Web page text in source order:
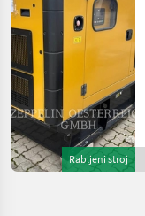
Rabljeni stroj